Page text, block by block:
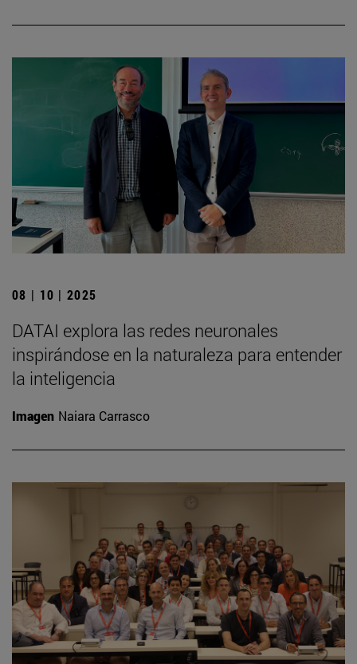
08 | 10 | 2025
DATAI explora las redes neuronales
inspirándose en la naturaleza para entender
la inteligencia
Imagen Naiara Carrasco